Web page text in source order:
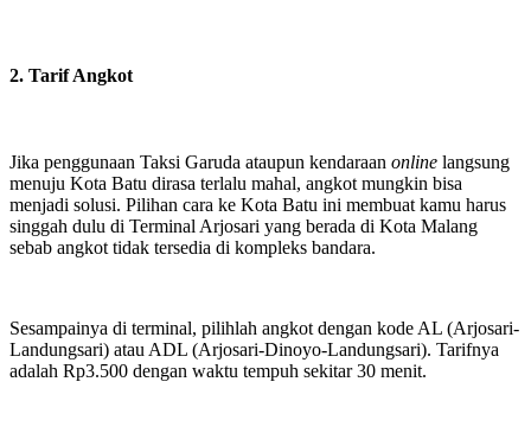
2. Tarif Angkot
Jika penggunaan Taksi Garuda ataupun kendaraan online langsung
menuju Kota Batu dirasa terlalu mahal, angkot mungkin bisa
menjadi solusi. Pilihan cara ke Kota Batu ini membuat kamu harus
singgah dulu di Terminal Arjosari yang berada di Kota Malang
sebab angkot tidak tersedia di kompleks bandara.
Sesampainya di terminal, pilihlah angkot dengan kode AL (Arjosari-
Landungsari) atau ADL (Arjosari-Dinoyo-Landungsari). Tarifnya
adalah Rp3.500 dengan waktu tempuh sekitar 30 menit.